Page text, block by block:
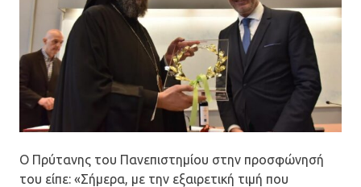
Ο Πρύτανης του Πανεπιστημίου στην προσφώνησή
του είπε: «Σήμερα, με την εξαιρετική τιμή που